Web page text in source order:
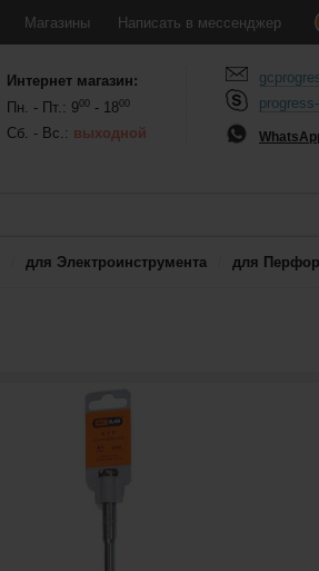
Магазины Написать в мессенджер
Интернет магазин:
Пн. - Пт.: 900 - 1800
Сб. - Вс.: выходной
для Электроинструмента для